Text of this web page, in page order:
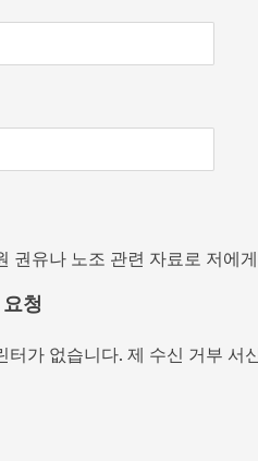
권유나 노조 관련 자료로 저에
청
터가 없습니다. 제 수신 거부 서